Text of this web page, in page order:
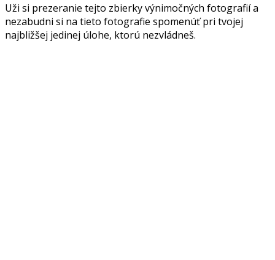
Uži si prezeranie tejto zbierky výnimočných fotografií a
nezabudni si na tieto fotografie spomenúť pri tvojej
najbližšej jedinej úlohe, ktorú nezvládneš.